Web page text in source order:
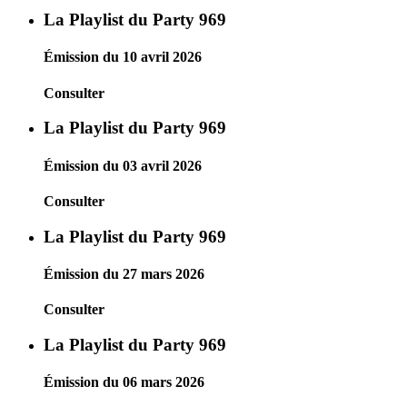
La Playlist du Party 969
Émission du 10 avril 2026
Consulter
La Playlist du Party 969
Émission du 03 avril 2026
Consulter
La Playlist du Party 969
Émission du 27 mars 2026
Consulter
La Playlist du Party 969
Émission du 06 mars 2026